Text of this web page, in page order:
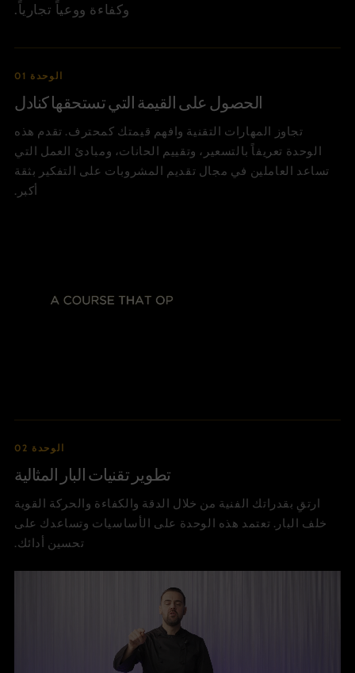
وكفاءة ووعياً تجارياً.
الوحدة 01
الحصول على القيمة التي تستحقها كنادل
تجاوز المهارات التقنية وافهم قيمتك كمحترف. تقدم هذه
الوحدة تعريفاً بالتسعير، وتقييم الحانات، ومبادئ العمل التي
تساعد العاملين في مجال تقديم المشروبات على التفكير بثقة
أكبر.
الوحدة 02
تطوير تقنيات البار المثالية
ارتقِ بقدراتك الفنية من خلال الدقة والكفاءة والحركة القوية
خلف البار. تعتمد هذه الوحدة على الأساسيات وتساعدك على
تحسين أدائك.